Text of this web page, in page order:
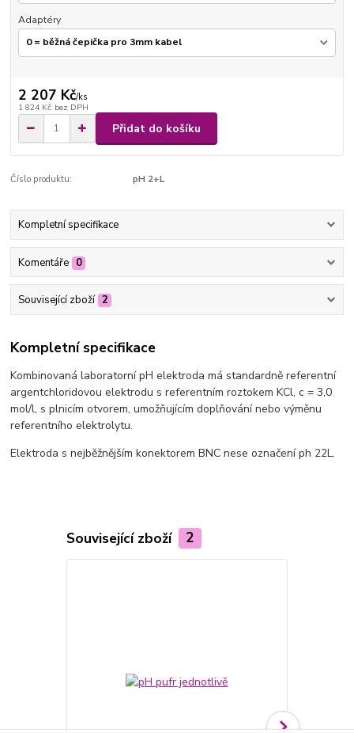
Adaptéry
2 207 Kč/ks
1 824 Kč bez DPH
Přidat do košíku
Číslo produktu: pH 2+L
Kompletní specifikace
Komentáře 0
Související zboží 2
Kompletní specifikace
Kombinovaná laboratorní pH elektroda má standardně referentní
argentchloridovou elektrodu s referentním roztokem KCl, c = 3,0
mol/l, s plnicím otvorem, umožňujícím doplňování nebo výměnu
referentního elektrolytu.
Elektroda s nejběžnějším konektorem BNC nese označení ph 22L.
Související zboží 2